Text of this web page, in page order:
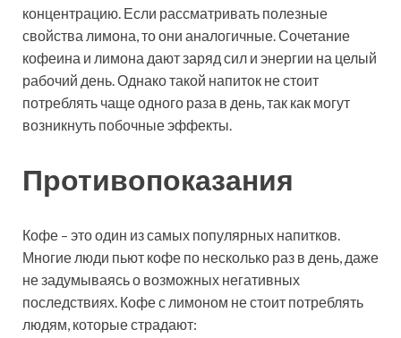
концентрацию. Если рассматривать полезные
свойства лимона, то они аналогичные. Сочетание
кофеина и лимона дают заряд сил и энергии на целый
рабочий день. Однако такой напиток не стоит
потреблять чаще одного раза в день, так как могут
возникнуть побочные эффекты.
Противопоказания
Кофе – это один из самых популярных напитков.
Многие люди пьют кофе по несколько раз в день, даже
не задумываясь о возможных негативных
последствиях. Кофе с лимоном не стоит потреблять
людям, которые страдают: